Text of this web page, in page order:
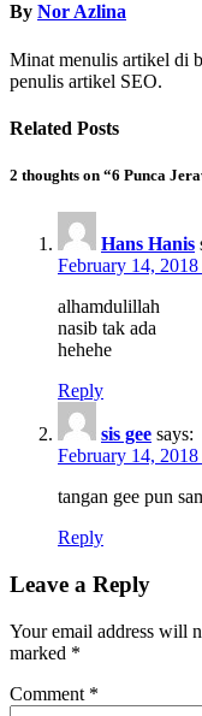
By Nor Azlina
Minat menulis artikel di
penulis artikel SEO.
Related Posts
2 thoughts on “6 Punca
Hans Hanis
February 14,
alhamdulillah
nasib tak ada
hehehe
Reply
sis gee says:
February 14,
tangan gee pun
Reply
Leave a Reply
Your email address will
marked *
Comment *